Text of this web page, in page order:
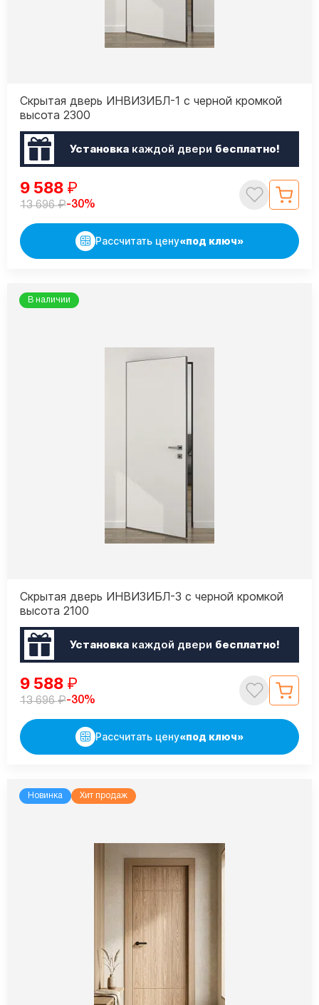
Скрытая дверь ИНВИЗИБЛ-1 с черной кромкой
высота 2300
Установкакаждой двери бесплатно!
9 588 ₽
13 696₽-30%
Рассчитать цену«под ключ»
В наличии
Скрытая дверь ИНВИЗИБЛ-3 с черной кромкой
высота 2100
Установкакаждой двери бесплатно!
9 588 ₽
13 696₽-30%
Рассчитать цену«под ключ»
Новинка Хит продаж